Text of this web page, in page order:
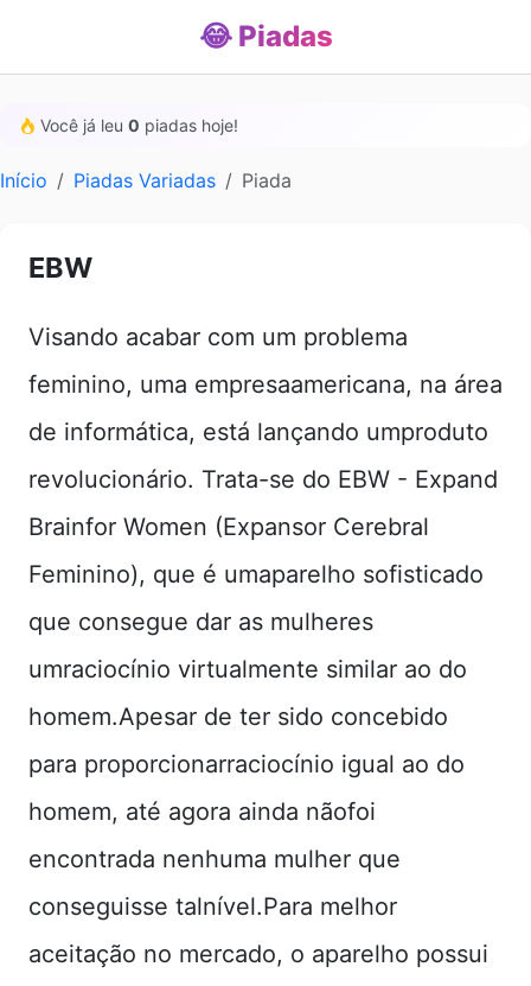
😂 Piadas
Você já leu 0 piadas hoje!
Início Piadas Variadas Piada
EBW
Visando acabar com um problema
feminino, uma empresaamericana, na área
de informática, está lançando umproduto
revolucionário. Trata-se do EBW - Expand
Brainfor Women (Expansor Cerebral
Feminino), que é umaparelho sofisticado
que consegue dar as mulheres
umraciocínio virtualmente similar ao do
homem.Apesar de ter sido concebido
para proporcionarraciocínio igual ao do
homem, até agora ainda nãofoi
encontrada nenhuma mulher que
conseguisse talnível.Para melhor
aceitação no mercado, o aparelho possui